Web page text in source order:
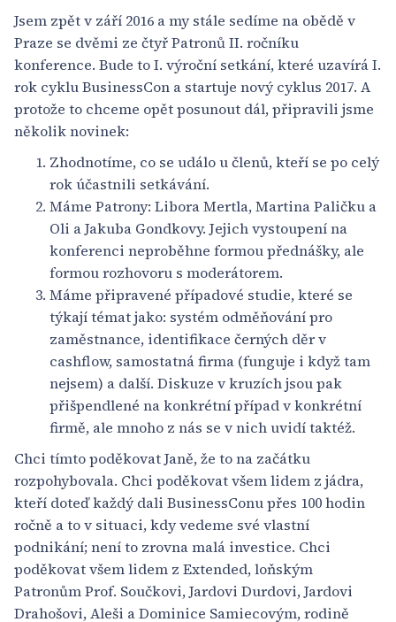
Jsem zpět v září 2016 a my stále sedíme na obědě v
Praze se dvěmi ze čtyř Patronů II. ročníku
konference. Bude to I. výroční setkání, které uzavírá I.
rok cyklu BusinessCon a startuje nový cyklus 2017. A
protože to chceme opět posunout dál, připravili jsme
několik novinek:
Zhodnotíme, co se událo u členů, kteří se po celý
rok účastnili setkávání.
Máme Patrony: Libora Mertla, Martina Paličku a
Oli a Jakuba Gondkovy. Jejich vystoupení na
konferenci neproběhne formou přednášky, ale
formou rozhovoru s moderátorem.
Máme připravené případové studie, které se
týkají témat jako: systém odměňování pro
zaměstnance, identifikace černých děr v
cashflow, samostatná firma (funguje i když tam
nejsem) a další. Diskuze v kruzích jsou pak
přišpendlené na konkrétní případ v konkrétní
firmě, ale mnoho z nás se v nich uvidí taktéž.
Chci tímto poděkovat Janě, že to na začátku
rozpohybovala. Chci poděkovat všem lidem z jádra,
kteří doteď každý dali BusinessConu přes 100 hodin
ročně a to v situaci, kdy vedeme své vlastní
podnikání; není to zrovna malá investice. Chci
poděkovat všem lidem z Extended, loňským
Patronům Prof. Součkovi, Jardovi Durdovi, Jardovi
Drahošovi, Aleši a Dominice Samiecovým, rodině